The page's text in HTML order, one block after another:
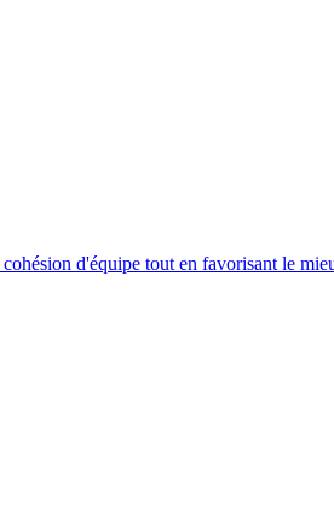
d'équipe tout en favorisant le